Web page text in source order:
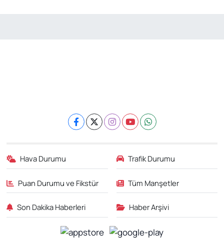
Hava Durumu Trafik Durumu
Puan Durumu ve Fikstür Tüm Manşetler
Son Dakika Haberleri Haber Arşivi